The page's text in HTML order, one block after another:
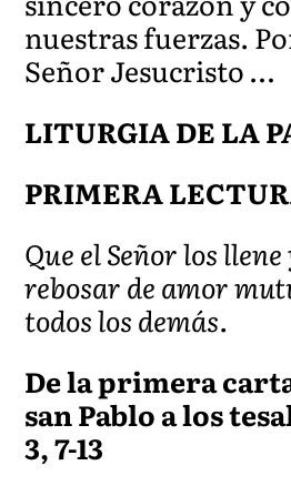
nuestras fuerzas.
Señor Jesucristo …
LITURGIA DE LA
PRIMERA
Que el Señor los
rebosar de amor
todos los demás.
De la primera
san Pablo a los
3, 7-13